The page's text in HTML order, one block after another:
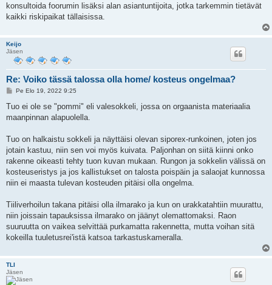
konsultoida foorumin lisäksi alan asiantuntijoita, jotka tarkemmin tietävät
kaikki riskipaikat tällaisissa.
Keijo
Jäsen
Re: Voiko tässä talossa olla home/ kosteus ongelmaa?
V
e
t
Pe Elo 19, 2022 9:25
Tuo ei ole se "pommi" eli valesokkeli, jossa on orgaanista materiaalia
maanpinnan alapuolella.
Tuo on halkaistu sokkeli ja näyttäisi olevan siporex-runkoinen, joten jos
jotain kastuu, niin sen voi myös kuivata. Paljonhan on siitä kiinni onko
rakenne oikeasti tehty tuon kuvan mukaan. Rungon ja sokkelin välissä on
kosteuseristys ja jos kallistukset on talosta poispäin ja salaojat kunnossa
niin ei maasta tulevan kosteuden pitäisi olla ongelma.
Tiiliverhoilun takana pitäisi olla ilmarako ja kun on urakkatahtiin muurattu,
niin joissain tapauksissa ilmarako on jäänyt olemattomaksi. Raon
suuruutta on vaikea selvittää purkamatta rakennetta, mutta voihan sitä
kokeilla tuuletusrei'istä katsoa tarkastuskameralla.
TLI
Jäsen